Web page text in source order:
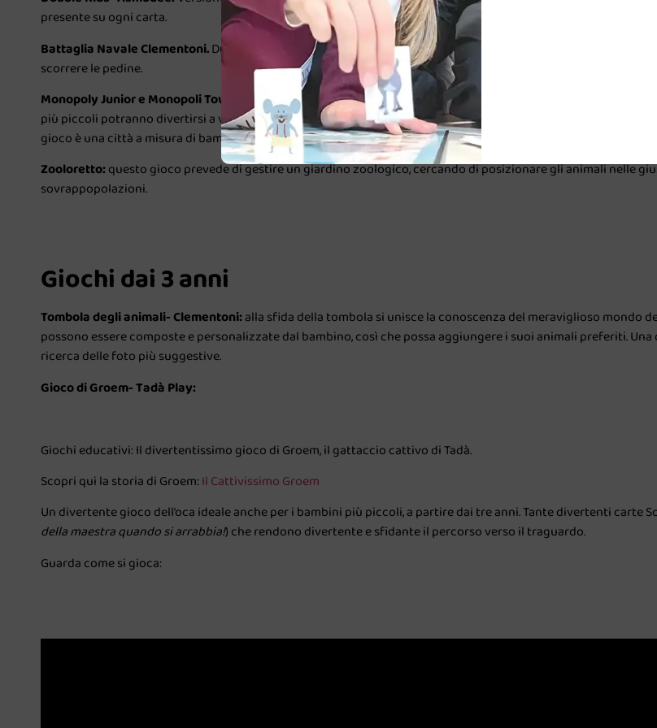
presente su ogni carta.
Battaglia Navale Clementoni.Due flotte in posizione pronte a sfidarsi. Grande classico rivisitato con una board
scorrere le pedine.
Monopoly Junior e Monopoli Town- Hasbro Gaming.Versioni semplificate per bambini del famoso gioco di
più piccoli potranno divertirsi a vendere e comprare il parco, il negozio di giocattoli, la gelateria. Nella versione
gioco è una città a misura di bambino.
Zooloretto:questo gioco prevede di gestire un giardino zoologico, cercando di posizionare gli animali nelle
sovrappopolazioni.
Giochi dai 3 anni
Tombola degli animali- Clementoni:alla sfida della tombola si unisce la conoscenza del meraviglioso mondo
possono essere composte e personalizzate dal bambino, così che possa aggiungere i suoi animali preferiti.
ricerca delle foto più suggestive.
Gioco di Groem- Tadà Play:
Giochi educativi: Il divertentissimo gioco di Groem, il gattaccio cattivo di Tadà.
Scopri qui la storia di Groem: Il Cattivissimo Groem
Un divertente gioco dell’oca ideale anche per i bambini più piccoli, a partire dai tre anni. Tante divertenti carte
della maestra quando si arrabbia!) che rendono divertente e sfidante il percorso verso il traguardo.
Guarda come si gioca: